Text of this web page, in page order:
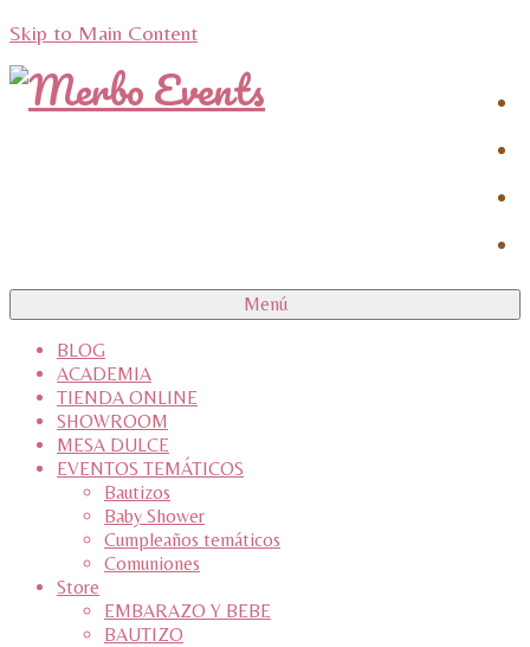
Skip to Main Content
Menú
BLOG
ACADEMIA
TIENDA ONLINE
SHOWROOM
MESA DULCE
EVENTOS TEMÁTICOS
Bautizos
Baby Shower
Cumpleaños temáticos
Comuniones
Store
EMBARAZO Y BEBE
BAUTIZO